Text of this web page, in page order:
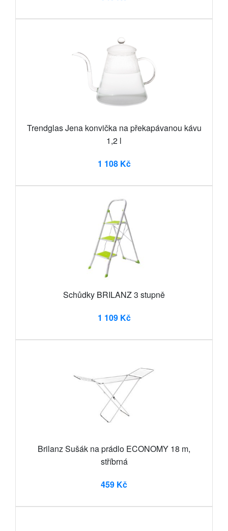
Trendglas Jena konvička na překapávanou kávu
1,2 l
1 108 Kč
Schůdky BRILANZ 3 stupně
1 109 Kč
Brilanz Sušák na prádlo ECONOMY 18 m,
stříbrná
459 Kč